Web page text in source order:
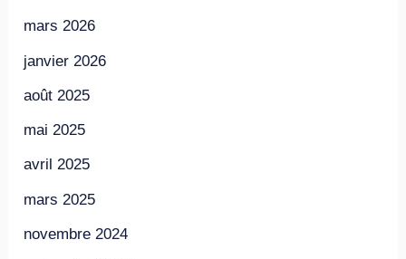
mars 2026
janvier 2026
août 2025
mai 2025
avril 2025
mars 2025
novembre 2024